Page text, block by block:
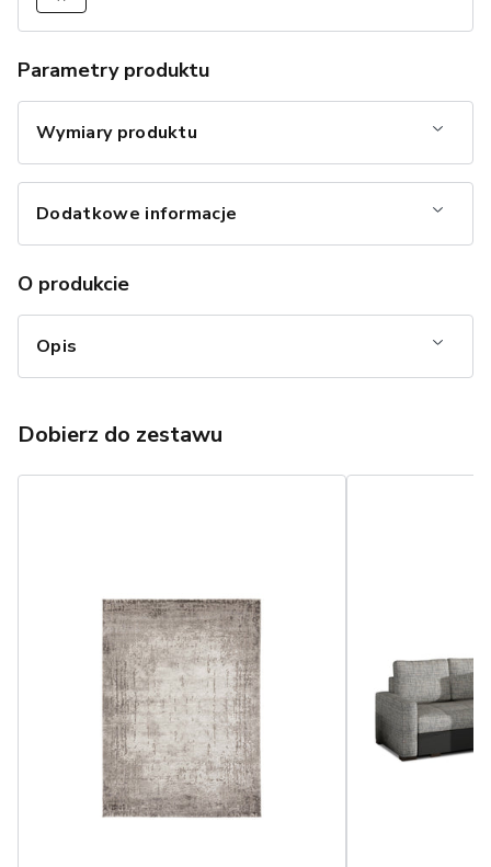
Parametry produktu
Wymiary produktu
Dodatkowe informacje
O produkcie
Opis
Dobierz do zestawu